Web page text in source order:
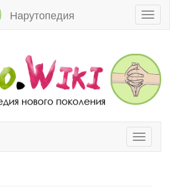
Нарутопедия
Toggle
Перейти к:навигация,поиск